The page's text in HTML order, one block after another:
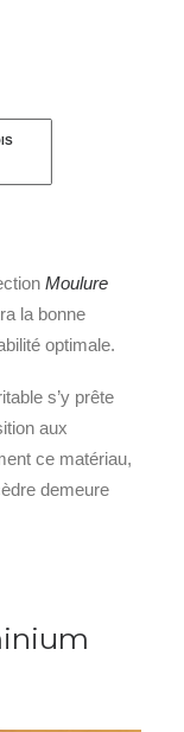
Moulure
la bonne
optimale.
s’y prête
aux
ce matériau,
demeure